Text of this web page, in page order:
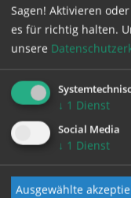
Bitte melden Sie
und Passwort an.
Benutzername
Passwort
Sagen! Aktivieren
es für richtig halten.
unsere
↓ 1 Dienst
Social Media
↓ 1 Dienst
Ausgewählte